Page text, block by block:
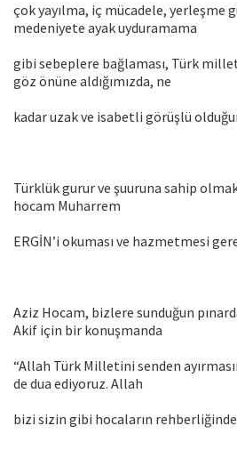
çok yayılma, iç mücadele, yerleşme
medeniyete ayak uyduramama
gibi sebeplere bağlaması, Türk
göz önüne aldığımızda, ne
kadar uzak ve isabetli görüşlü
Türklük gurur ve şuuruna sahip
hocam Muharrem
ERGİN’i okuması ve hazmetmesi
Aziz Hocam, bizlere sunduğun
Akif için bir konuşmanda
“Allah Türk Milletini senden
de dua ediyoruz. Allah
bizi sizin gibi hocaların